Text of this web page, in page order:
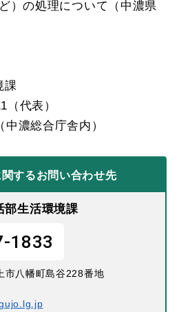
）の処理について（中濃県
代表）
濃総合庁舎内）
するお問い合わせ先
部生活環境課
1833
市八幡町島谷228番地